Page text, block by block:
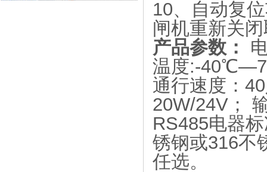
10、自动复
闸机重新关
产品参数：
温度:-
通行速度：
20W/24V；
RS485电器
锈钢或316不
任选。